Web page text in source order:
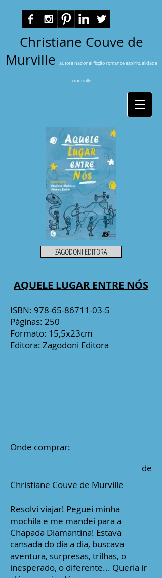
Christiane Couve de
Murville
autora nacional ficção romance espiritualidade
cmurville
ZAGODONI EDITORA
AQUELE LUGAR ENTRE NÓS
ISBN: 978-65-86711-03-5
Páginas: 250
Formato: 15,5x23cm
Editora: Zagodoni Editora
Onde comprar:
de
Christiane Couve de Murville
Resolvi viajar! Peguei minha
mochila e me mandei para a
Chapada Diamantina! Estava
cansada do dia a dia, buscava
aventura, surpresas, trilhas, o
inesperado, o diferente... Queria ir